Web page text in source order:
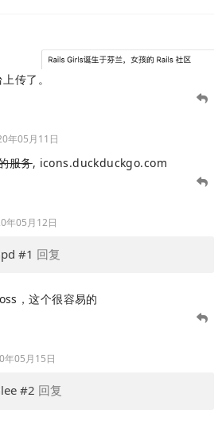
传了。
年05月11日
服务, icons.duckduckgo.com
年05月12日
#1 回复
，这个很容易的
年05月15日
#2 回复